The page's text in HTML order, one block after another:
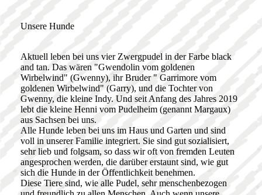
Unsere Hunde
Aktuell leben bei uns vier Zwergpudel in der Farbe black
and tan. Das wären "Gwendolin vom goldenen
Wirbelwind" (Gwenny), ihr Bruder " Garrimore vom
goldenen Wirbelwind" (Garry), und die Tochter von
Gwenny, die kleine Indy. Und seit Anfang des Jahres 2019
lebt die kleine Henni vom Pudelheim (genannt Margaux)
aus Sachsen bei uns.
Alle Hunde leben bei uns im Haus und Garten und sind
voll in unserer Familie integriert. Sie sind gut sozialisiert,
sehr lieb und folgsam, so dass wir oft von fremden Leuten
angesprochen werden, die darüber erstaunt sind, wie gut
sich die Hunde in der Öffentlichkeit benehmen.
Diese Tiere sind, wie alle Pudel, sehr menschenbezogen